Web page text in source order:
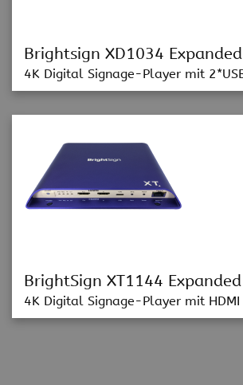
Brightsign XD1034
4K Digital Signage-Player mit
BrightSign XT1144
4K Digital Signage-Player mit HDMI